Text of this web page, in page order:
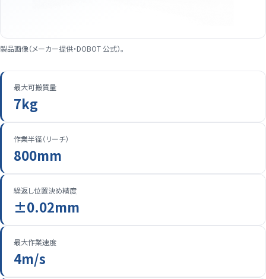
製品画像（メーカー提供・DOBOT 公式）。
最大可搬質量
7kg
作業半径（リーチ）
800mm
繰返し位置決め精度
±0.02mm
最大作業速度
4m/s